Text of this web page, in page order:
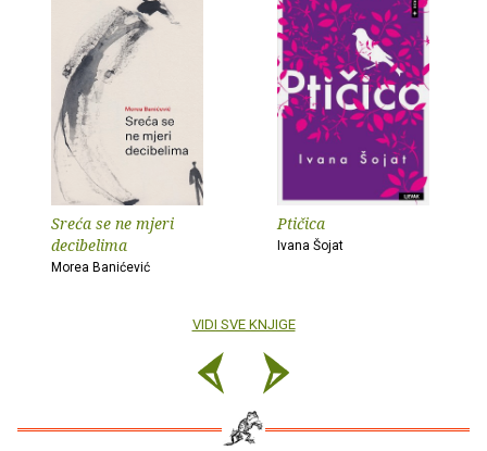
Sreća se ne mjeri
decibelima
Morea Banićević
Ptičica
Ivana Šojat
VIDI SVE KNJIGE